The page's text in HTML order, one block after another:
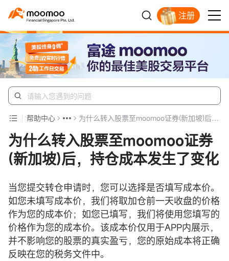
注册
帮助中心 为什么转入股票至moomoo证券(新加坡)后，持仓成本发生了变化
为什么转入股票至moomoo证券
(新加坡)后，持仓成本发生了变化
当您提交转仓申请时，您可以选择是否填写成本价。
如您未填写成本价，我们将取加仓前一天收盘的价格
作为您的成本价；如您已填写，我们将使用您填写的
价格作为您的成本价。该成本价仅用于APP内展示，
并不影响您的股票的真实盈亏，您的原始成本将正确
反映在您的税务文件中。